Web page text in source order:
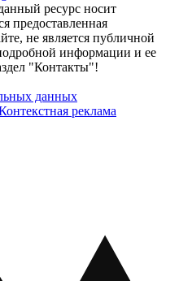
ресурс носит
предоставленная
не является публичной
информации и ее
"Контакты"!
данных
реклама